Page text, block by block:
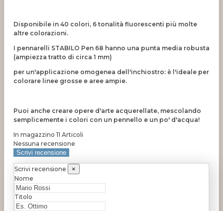
Disponibile in 40 colori, 6 tonalità fluorescenti più molte
altre colorazioni.
I pennarelli STABILO Pen 68 hanno una punta media robusta
(ampiezza tratto di circa 1 mm)
per un'applicazione omogenea dell'inchiostro: è l'ideale per
colorare linee grosse e aree ampie.
Puoi anche creare opere d'arte acquerellate, mescolando
semplicemente i colori con un pennello e un po' d'acqua!
In magazzino 11 Articoli
Nessuna recensione
Scrivi recensione
Scrivi recensione
×
Nome
Titolo